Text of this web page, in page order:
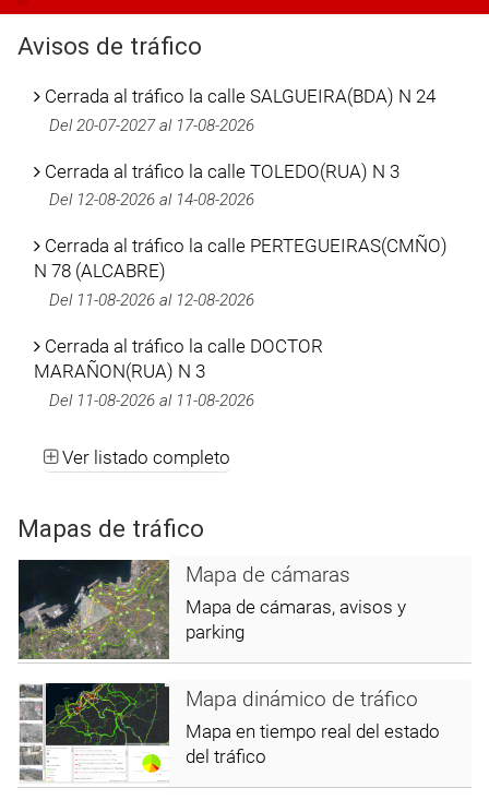
Avisos de tráfico
Cerrada al tráfico la calle SALGUEIRA(BDA) N 24
Del 20-07-2027 al 17-08-2026
Cerrada al tráfico la calle TOLEDO(RUA) N 3
Del 12-08-2026 al 14-08-2026
Cerrada al tráfico la calle PERTEGUEIRAS(CMÑO)
N 78 (ALCABRE)
Del 11-08-2026 al 12-08-2026
Cerrada al tráfico la calle DOCTOR
MARAÑON(RUA) N 3
Del 11-08-2026 al 11-08-2026
Ver listado completo
Mapas de tráfico
Mapa de cámaras
Mapa de cámaras, avisos y
parking
Mapa dinámico de tráfico
Mapa en tiempo real del estado
del tráfico